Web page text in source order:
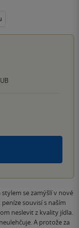
se zamýšlí v nové
souvisí s naším
neslevit z kvality jídla.
A protože za